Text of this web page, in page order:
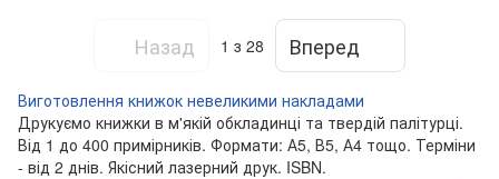
Назад 1 з 28 Вперед
Виготовлення книжок невеликими накладами
Друкуємо книжки в м'якій обкладинці та твердій палітурці.
Від 1 до 400 примірників. Формати: А5, В5, А4 тощо. Терміни
- від 2 днів. Якісний лазерний друк. ISBN.